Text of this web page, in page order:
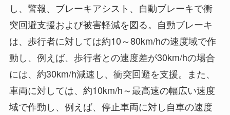
し、警報、ブレーキアシスト、自動ブレーキで衝
突回避支援および被害軽減を図る。自動ブレーキ
は、歩行者に対しては約10～80km/hの速度域で作
動し、例えば、歩行者との速度差が30km/hの場合
には、約30km/h減速し、衝突回避を支援。また、
車両に対しては、約10km/h～最高速の幅広い速度
域で作動し、例えば、停止車両に対し自車の速度